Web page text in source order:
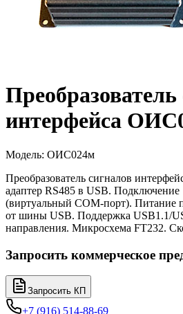
Преобразователь
интерфейса
Модель: ОИС024м
Преобразователь сигналов
адаптер RS485 в USB. Подключение
(виртуальный COM-порт). Питание
от шины USB. Поддержка USB1.1/
направления. Микросхема FT232.
Запросить коммерческое
Запросить КП
+7 (916) 514-88-69